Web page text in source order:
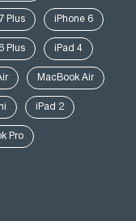
Plus iPhone 6
Plus iPad 4
MacBook Air
iPad 2
Pro